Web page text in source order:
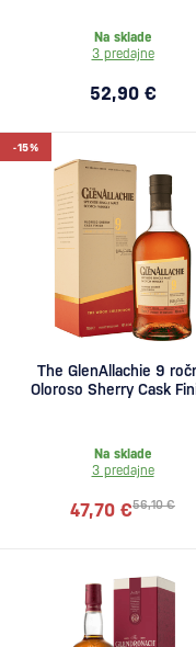
Na sklade
3 predajne
52,90 €
-15%
The GlenAllachie 9
Oloroso Sherry Cask
Na sklade
3 predajne
56,10 €
47,70 €